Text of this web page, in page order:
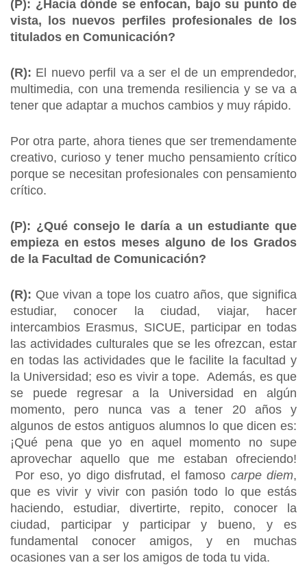
(P): ¿Hacia dónde se enfocan, bajo su punto de
vista, los nuevos perfiles profesionales de los
titulados en Comunicación?
(R): El nuevo perfil va a ser el de un emprendedor,
multimedia, con una tremenda resiliencia y se va a
tener que adaptar a muchos cambios y muy rápido.
Por otra parte, ahora tienes que ser tremendamente
creativo, curioso y tener mucho pensamiento crítico
porque se necesitan profesionales con pensamiento
crítico.
(P): ¿Qué consejo le daría a un estudiante que
empieza en estos meses alguno de los Grados
de la Facultad de Comunicación?
(R): Que vivan a tope los cuatro años, que significa
estudiar, conocer la ciudad, viajar, hacer
intercambios Erasmus, SICUE, participar en todas
las actividades culturales que se les ofrezcan, estar
en todas las actividades que le facilite la facultad y
la Universidad; eso es vivir a tope. Además, es que
se puede regresar a la Universidad en algún
momento, pero nunca vas a tener 20 años y
algunos de estos antiguos alumnos lo que dicen es:
¡Qué pena que yo en aquel momento no supe
aprovechar aquello que me estaban ofreciendo!
Por eso, yo digo disfrutad, el famoso carpe diem,
que es vivir y vivir con pasión todo lo que estás
haciendo, estudiar, divertirte, repito, conocer la
ciudad, participar y participar y bueno, y es
fundamental conocer amigos, y en muchas
ocasiones van a ser los amigos de toda tu vida.